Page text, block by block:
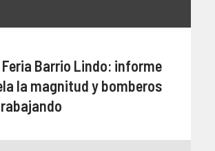
Barrio Lindo: informe
la magnitud y bomberos